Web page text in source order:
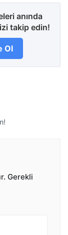
anında
takip edin!
Ol
Gerekli